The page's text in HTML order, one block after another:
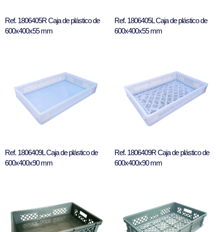
Ref. 1806405R Caja de plástico de
600x400x55 mm
Ref. 1806405L Caja de plástico de
600x400x55 mm
Ref. 1806409L Caja de plástico de
600x400x90 mm
Ref. 1806409R Caja de plástico de
600x400x90 mm